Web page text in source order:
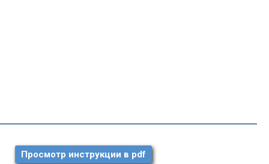
Просмотр инструкции в pdf